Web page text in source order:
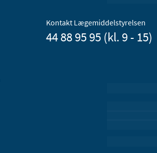
Kontakt Lægemiddelstyrelsen
44 88 95 95 (kl. 9 - 15)